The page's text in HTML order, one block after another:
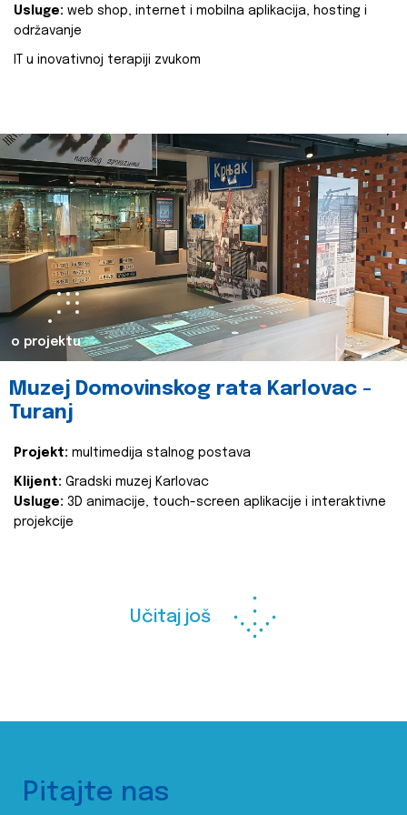
Usluge: web shop, internet i mobilna aplikacija, hosting i
održavanje
IT u inovativnoj terapiji zvukom
o projektu
Muzej Domovinskog rata Karlovac -
Turanj
Projekt: multimedija stalnog postava
Klijent: Gradski muzej Karlovac
Usluge: 3D animacije, touch-screen aplikacije i interaktivne
projekcije
Učitaj još
Pitajte nas